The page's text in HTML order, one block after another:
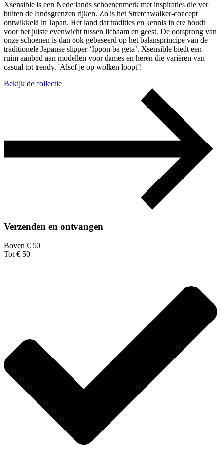
Xsensible is een Nederlands schoenenmerk met inspiraties die ver
buiten de landsgrenzen rijken. Zo is het Stretchwalker-concept
ontwikkeld in Japan. Het land dat tradities en kennis in ere houdt
voor het juiste evenwicht tussen lichaam en geest. De oorsprong van
onze schoenen is dan ook gebaseerd op het balansprincipe van de
traditionele Japanse slipper ‘Ippon-ba geta’. Xsensible biedt een
ruim aanbod aan modellen voor dames en heren die variëren van
casual tot trendy. 'Alsof je op wolken loopt'!
Bekijk de collectie
Verzenden en ontvangen
Boven € 50
Tot € 50